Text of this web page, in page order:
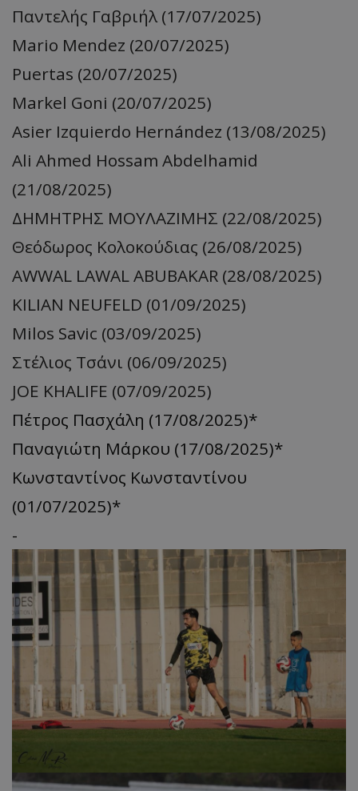
Παντελής Γαβριήλ (17/07/2025)
Mario Mendez (20/07/2025)
Puertas (20/07/2025)
Markel Goni (20/07/2025)
Asier Izquierdo Hernández (13/08/2025)
Ali Ahmed Hossam Abdelhamid
(21/08/2025)
ΔΗΜΗΤΡΗΣ ΜΟΥΛΑΖΙΜΗΣ (22/08/2025)
Θεόδωρος Κολοκούδιας (26/08/2025)
AWWAL LAWAL ABUBAKAR (28/08/2025)
KILIAN NEUFELD (01/09/2025)
Milos Savic (03/09/2025)
Στέλιος Τσάνι (06/09/2025)
JOE KHALIFE (07/09/2025)
Πέτρος Πασχάλη (17/08/2025)*
Παναγιώτη Μάρκου (17/08/2025)*
Κωνσταντίνος Κωνσταντίνου
(01/07/2025)*
-